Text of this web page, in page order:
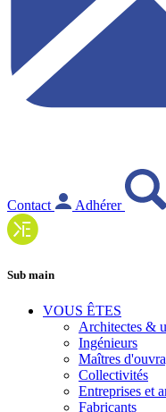
Contact Adhérer
Sub main
VOUS ÊTES
Architectes &
Ingénieurs
Maîtres
Collectivités
Entreprises et
Fabricants